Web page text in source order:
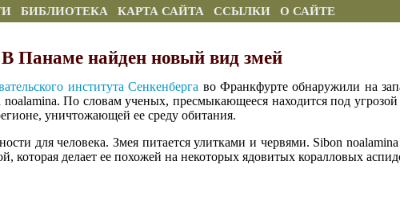
БИБЛИОТЕКА КАРТА САЙТА ССЫЛКИ О САЙТЕ
В Панаме найден новый вид змей
института Сенкенберга во Франкфурте обнаружили на
По словам ученых, пресмыкающееся находится под угрозой
уничтожающей ее среду обитания.
для человека. Змея питается улитками и червями. Sibon
которая делает ее похожей на некоторых ядовитых коралловых